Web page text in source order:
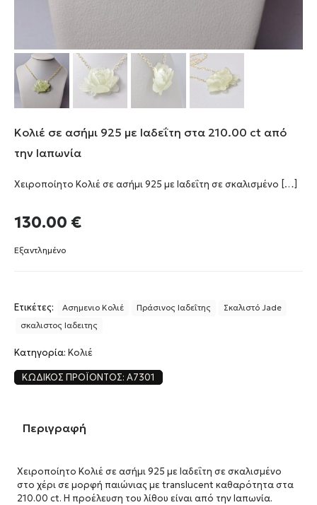
Κολιέ σε ασήμι 925 με Ιαδεΐτη στα 210.00 ct από
την Ιαπωνία
Χειροποίητο Κολιέ σε ασήμι 925 με Ιαδεΐτη σε σκαλισμένο […]
130.00 €
Εξαντλημένο
Ετικέτες: Ασημενιο Κολιέ Πράσινος Ιαδεΐτης
Σκαλιστό Jade
σκαλιστος Ιαδειτης
Κατηγορία: Κολιέ
ΚΩΔΙΚΌΣ ΠΡΟΪΌΝΤΟΣ: A7301
Περιγραφή
Χειροποίητο Κολιέ σε ασήμι 925 με Ιαδεΐτη σε σκαλισμένο
στο χέρι σε μορφή παιώνιας με translucent καθαρότητα στα
210.00 ct. Η προέλευση του λίθου είναι από την Ιαπωνία.